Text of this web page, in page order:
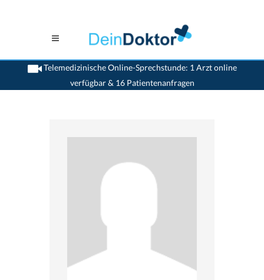
Telemedizinische Online-Sprechstunde: 1 Arzt online
verfügbar & 16 Patientenanfragen
>Chirurgen>Dornach>Dr. Peter Vogelbach>Termin mit Dr. Peter Vogelbach